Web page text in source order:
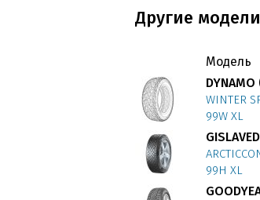
Другие
Модель
WINTER
99W XL
GISLAVED
99H XL